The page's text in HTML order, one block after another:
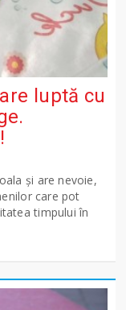
luptă cu
și are nevoie,
care pot
timpului în